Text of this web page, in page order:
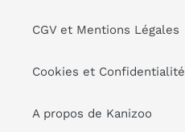
CGV et Mentions Légales
Cookies et Confidentialité
A propos de Kanizoo